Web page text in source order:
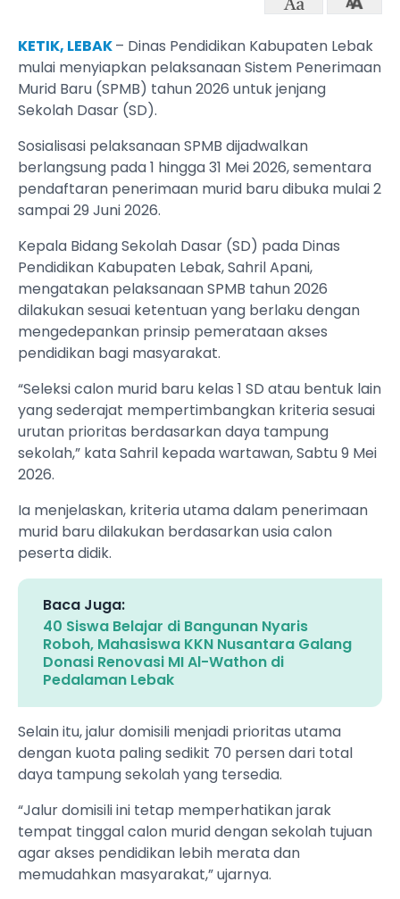
KETIK, LEBAK– Dinas Pendidikan Kabupaten Lebak
mulai menyiapkan pelaksanaan Sistem Penerimaan
Murid Baru (SPMB) tahun 2026 untuk jenjang
Sekolah Dasar (SD).
Sosialisasi pelaksanaan SPMB dijadwalkan
berlangsung pada 1 hingga 31 Mei 2026, sementara
pendaftaran penerimaan murid baru dibuka mulai 2
sampai 29 Juni 2026.
Kepala Bidang Sekolah Dasar (SD) pada Dinas
Pendidikan Kabupaten Lebak, Sahril Apani,
mengatakan pelaksanaan SPMB tahun 2026
dilakukan sesuai ketentuan yang berlaku dengan
mengedepankan prinsip pemerataan akses
pendidikan bagi masyarakat.
“Seleksi calon murid baru kelas 1 SD atau bentuk lain
yang sederajat mempertimbangkan kriteria sesuai
urutan prioritas berdasarkan daya tampung
sekolah,” kata Sahril kepada wartawan, Sabtu 9 Mei
2026.
Ia menjelaskan, kriteria utama dalam penerimaan
murid baru dilakukan berdasarkan usia calon
peserta didik.
Baca Juga:
40 Siswa Belajar di Bangunan Nyaris
Roboh, Mahasiswa KKN Nusantara Galang
Donasi Renovasi MI Al-Wathon di
Pedalaman Lebak
Selain itu, jalur domisili menjadi prioritas utama
dengan kuota paling sedikit 70 persen dari total
daya tampung sekolah yang tersedia.
“Jalur domisili ini tetap memperhatikan jarak
tempat tinggal calon murid dengan sekolah tujuan
agar akses pendidikan lebih merata dan
memudahkan masyarakat,” ujarnya.